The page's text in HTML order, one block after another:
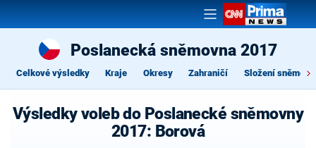
Poslanecká sněmovna 2017
Celkové výsledky Kraje Okresy Zahraničí Složení
Výsledky voleb do Poslanecké sněmovny
2017: Borová